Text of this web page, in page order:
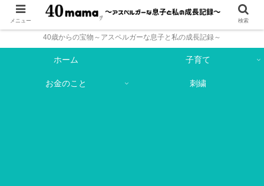
40歳からの宝物～アスペルガーな息子と私の成長記録～
ホーム 子育て
お金のこと 刺繍
メニュー 検索